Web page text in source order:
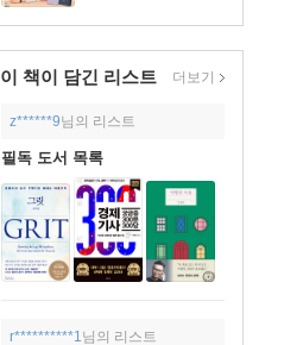
이 책이 담긴 리스트 더보기
z******9님의 리스트
필독 도서 목록
r**********1님의 리스트